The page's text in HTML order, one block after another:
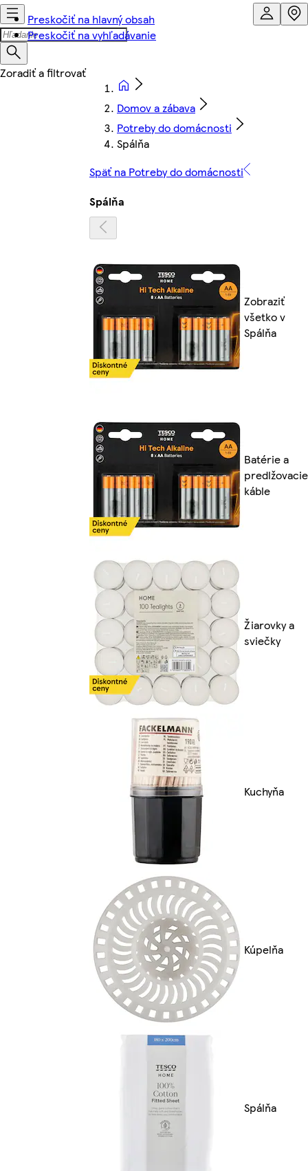
Preskočiť na hlavný obsah
Preskočiť na vyhľadávanie
Domov a zábava
Potreby do domácnosti
Spálňa
Späť na Potreby do domácnosti
Spálňa
Zobraziť
všetko v
Spálňa
Batérie a
predlžovacie
káble
Žiarovky a
sviečky
Kuchyňa
Kúpelňa
Spálňa